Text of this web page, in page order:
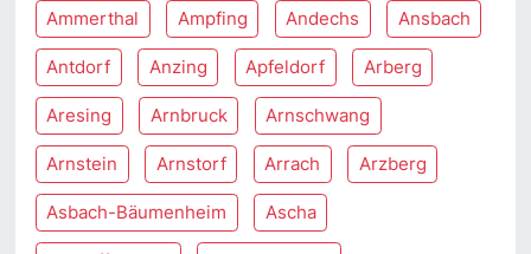
Ammerthal Ampfing Andechs Ansbach
Antdorf Anzing Apfeldorf Arberg
Aresing Arnbruck Arnschwang
Arnstein Arnstorf Arrach Arzberg
Asbach-Bäumenheim Ascha